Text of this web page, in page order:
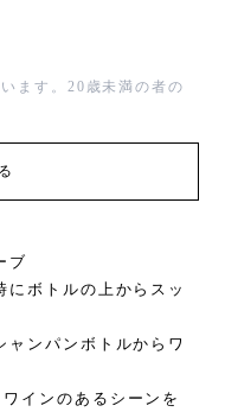
ます。20歳未満の者の
ブ
ボトルの上からスッ
ンパンボトルからワ
インのあるシーンを